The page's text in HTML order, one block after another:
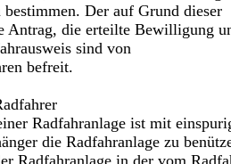
Der auf Grund dieser
Antrag, die erteilte Bewilligung
sind von
befreit.
Radfahranlage ist mit
die Radfahranlage zu
Radfahranlage in der vom